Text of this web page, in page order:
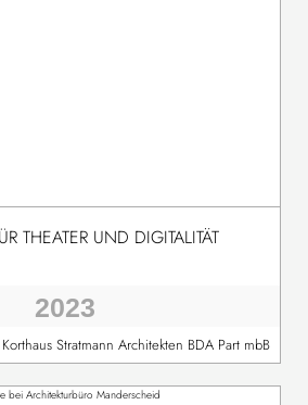
THEATER UND DIGITALITÄT
2023
Stratmann Architekten BDA Part mbB
bei Architekturbüro Manderscheid